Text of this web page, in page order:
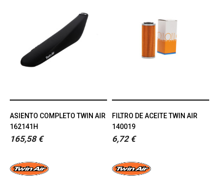
ASIENTO COMPLETO TWIN AIR
162141H
165,58 €
FILTRO DE ACEITE TWIN AIR
140019
6,72 €